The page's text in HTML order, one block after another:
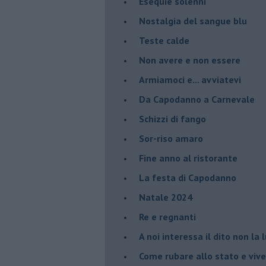
Nostalgia del sangue blu
Teste calde
Non avere e non essere
Armiamoci e... avviatevi
Da Capodanno a Carnevale
Schizzi di fango
Sor-riso amaro
Fine anno al ristorante
La festa di Capodanno
Natale 2024
Re e regnanti
A noi interessa il dito non la
Come rubare allo stato e